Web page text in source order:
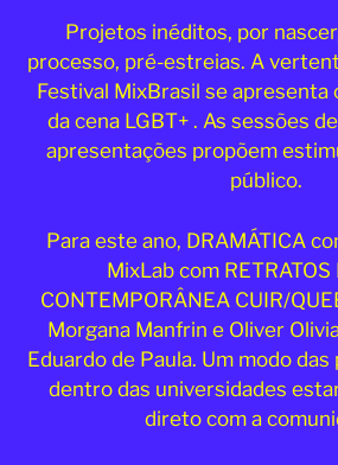
33º
Festival
MixBrasil
Projetos inéditos, por
processo, pré-estreias. A
Festival MixBrasil se apresenta
da cena LGBT+ . As sessões
apresentações propõem
público.
Para este ano, DRAMÁTICA
MixLab com RETRATOS
CONTEMPORÂNEA CUIR/
Morgana Manfrin e Oliver
Eduardo de Paula. Um modo
dentro das universidades
direto com a